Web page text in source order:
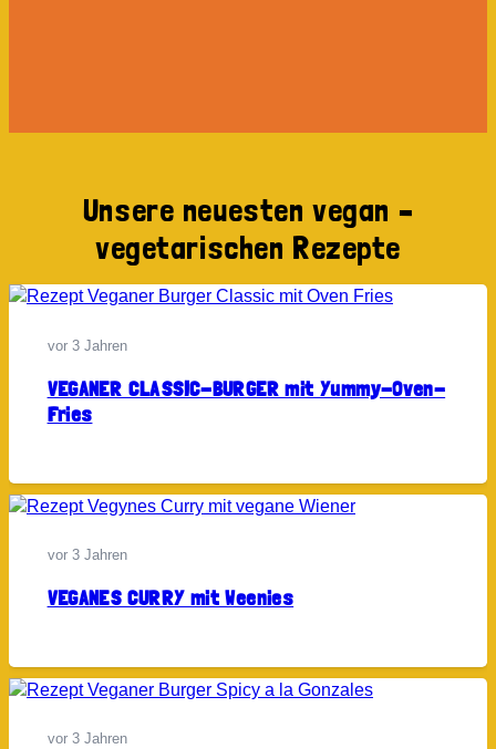
Unsere neuesten vegan –
vegetarischen Rezepte
vor 3 Jahren
VEGANER CLASSIC-BURGER mit Yummy-Oven-
Fries
vor 3 Jahren
VEGANES CURRY mit Weenies
vor 3 Jahren